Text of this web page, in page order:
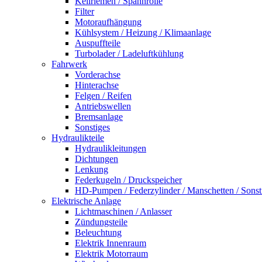
Filter
Motoraufhängung
Kühlsystem / Heizung / Klimaanlage
Auspuffteile
Turbolader / Ladeluftkühlung
Fahrwerk
Vorderachse
Hinterachse
Felgen / Reifen
Antriebswellen
Bremsanlage
Sonstiges
Hydraulikteile
Hydraulikleitungen
Dichtungen
Lenkung
Federkugeln / Druckspeicher
HD-Pumpen / Federzylinder / Manschetten /
Elektrische Anlage
Lichtmaschinen / Anlasser
Zündungsteile
Beleuchtung
Elektrik Innenraum
Elektrik Motorraum